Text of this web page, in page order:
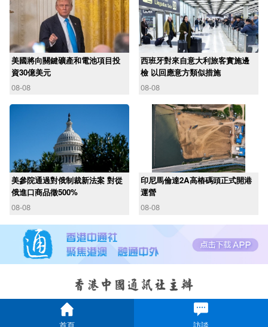
美國將向關鍵礦產和電池項目投
資30億美元
08-08
西班牙對來自意大利旅客實施邊
檢 以回應意方類似措施
08-08
美參院通過對俄制裁新法案 對從
俄進口商品徵500%
08-08
印尼馬倫達2A高樁碼頭正式開港
運營
08-08